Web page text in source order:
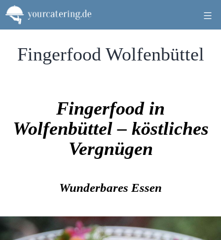
Zum
Inhalt
springen
Fingerfood Wolfenbüttel
Fingerfood in
Wolfenbüttel – köstliches
Vergnügen
Wunderbares Essen